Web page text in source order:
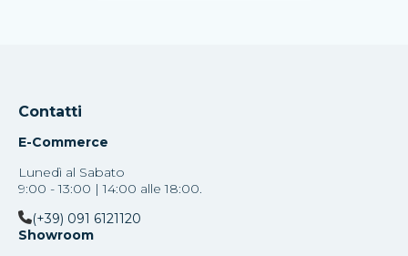
Contatti
E-Commerce
Lunedì al Sabato
9:00 - 13:00 | 14:00 alle 18:00.
(+39) 091 6121120
Showroom